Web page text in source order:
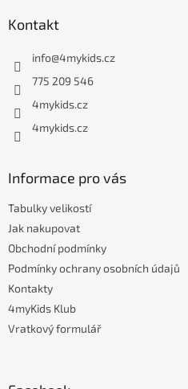
Kontakt
info@4mykids.cz
775 209 546
4mykids.cz
4mykids.cz
Informace pro vás
Tabulky velikostí
Jak nakupovat
Obchodní podmínky
Podmínky ochrany osobních údajů
Kontakty
4myKids Klub
Vratkový formulář